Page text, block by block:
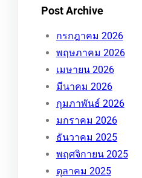
Post Archive
กรกฎาคม 2026
พฤษภาคม 2026
เมษายน 2026
มีนาคม 2026
กุมภาพันธ์ 2026
มกราคม 2026
ธันวาคม 2025
พฤศจิกายน 2025
ตุลาคม 2025